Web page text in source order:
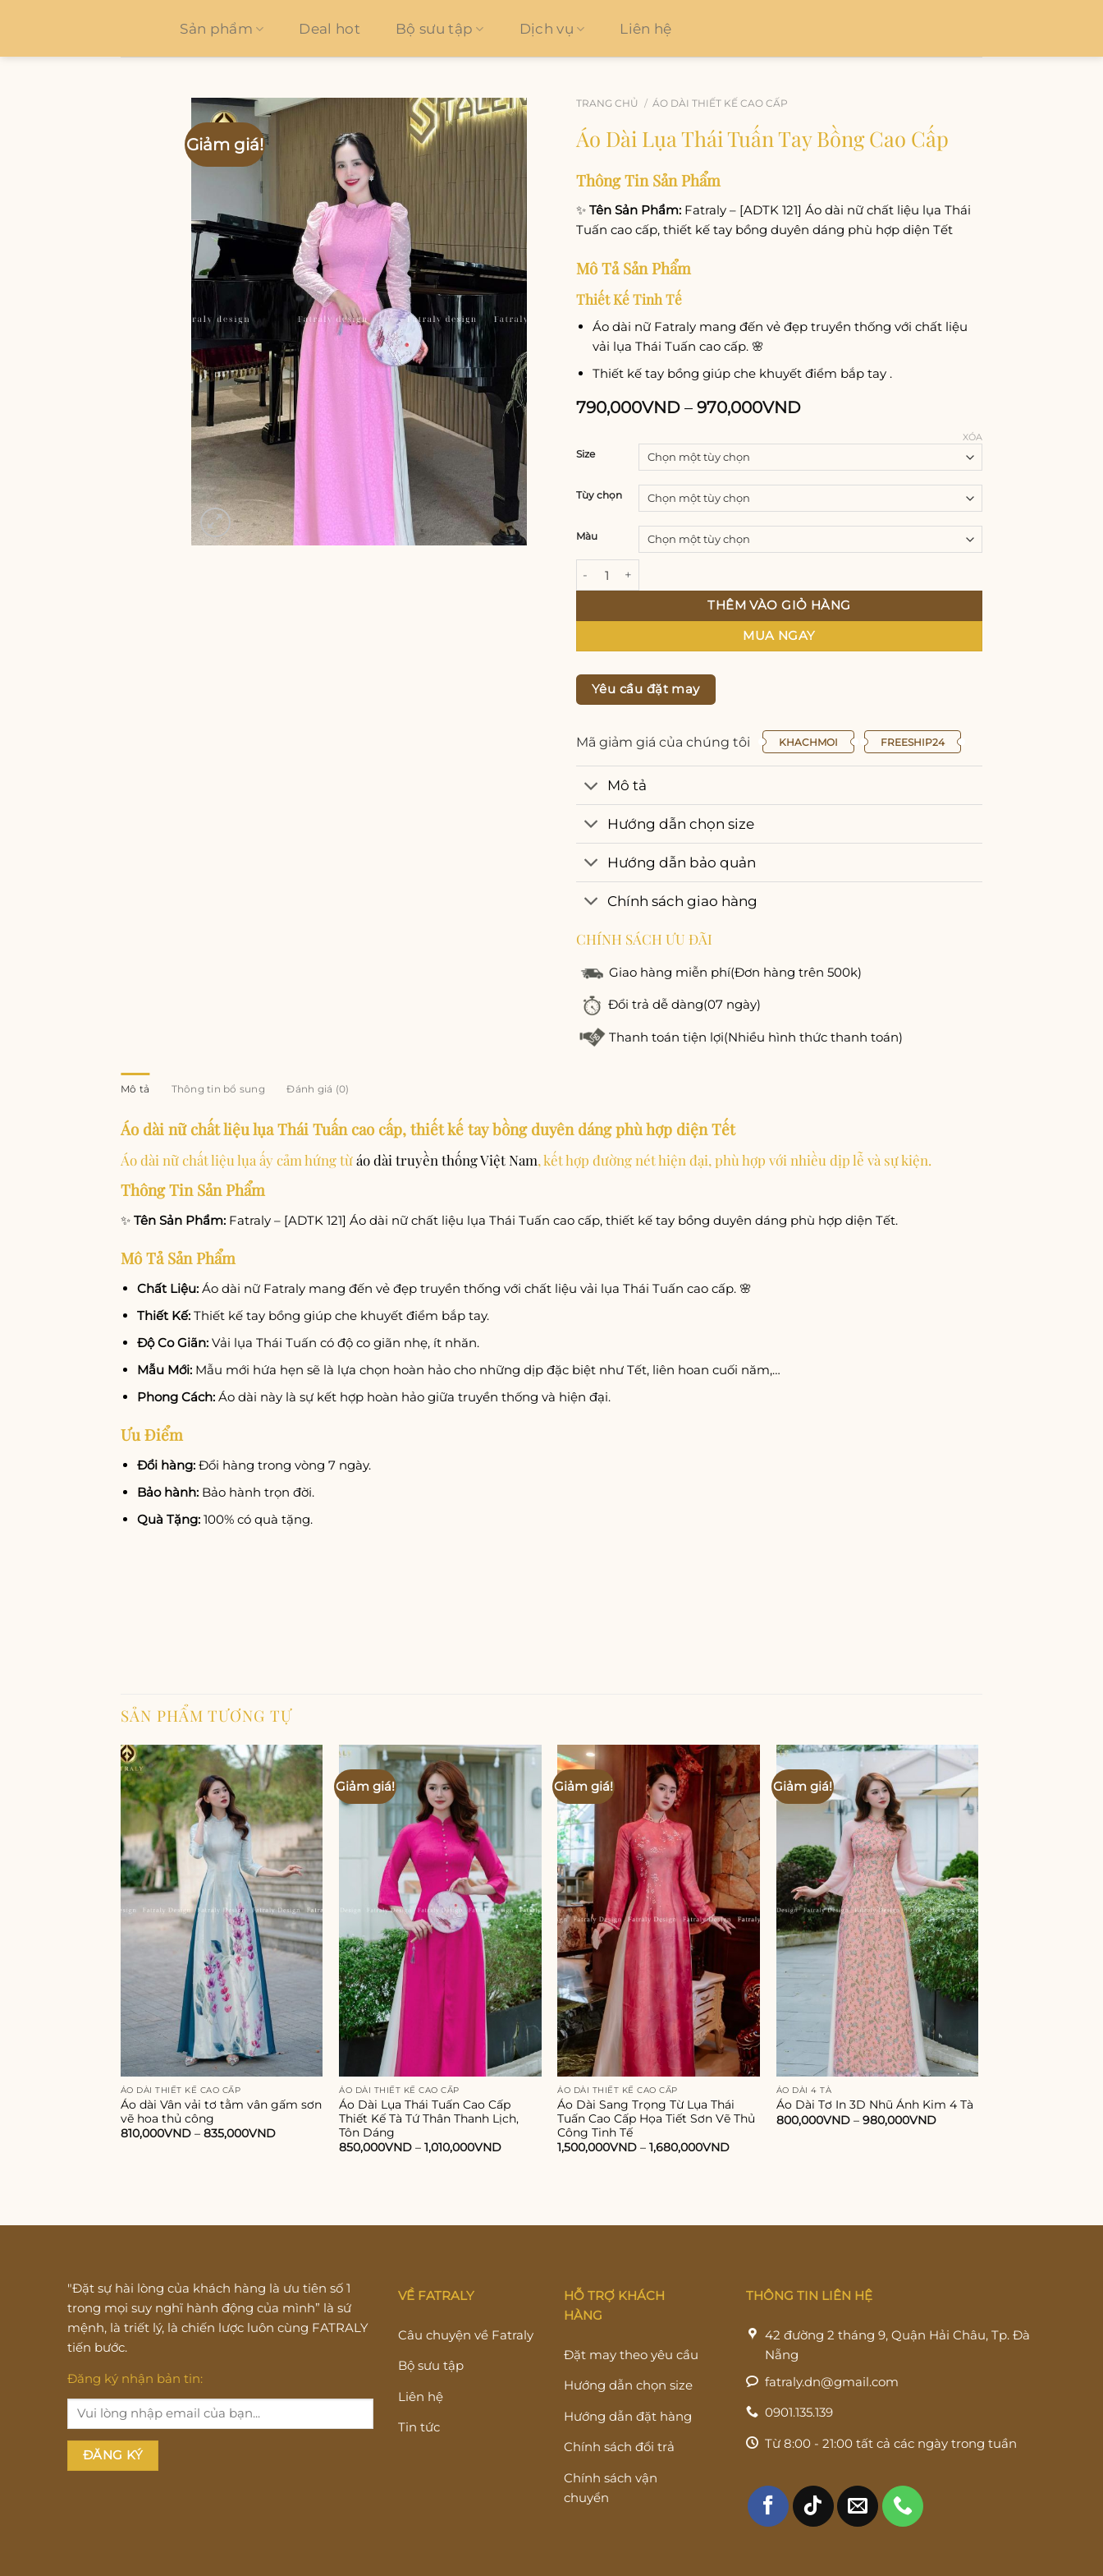
Sản phẩm Deal hot Bộ sưu tập Dịch vụ Liên hệ
Giảm giá!
TRANG CHỦ / ÁO DÀI THIẾT KẾ CAO CẤP
Áo Dài Lụa Thái Tuấn Tay Bồng Cao Cấp
Thông Tin Sản Phẩm
✨ Tên Sản Phẩm: Fatraly – [ADTK 121] Áo dài nữ chất liệu lụa Thái
Tuấn cao cấp, thiết kế tay bồng duyên dáng phù hợp diện Tết
Mô Tả Sản Phẩm
Thiết Kế Tinh Tế
Áo dài nữ Fatraly mang đến vẻ đẹp truyền thống với chất liệu
vải lụa Thái Tuấn cao cấp. 🌸
Thiết kế tay bồng giúp che khuyết điểm bắp tay .
790,000VND – 970,000VND
Size
Tùy chọn
Màu
XÓA
THÊM VÀO GIỎ HÀNG
MUA NGAY
Yêu cầu đặt may
Mã giảm giá của chúng tôi KHACHMOI FREESHIP24
Mô tả
Hướng dẫn chọn size
Hướng dẫn bảo quản
Chính sách giao hàng
CHÍNH SÁCH ƯU ĐÃI
Giao hàng miễn phí(Đơn hàng trên 500k)
Đổi trả dễ dàng(07 ngày)
Thanh toán tiện lợi(Nhiều hình thức thanh toán)
Mô tả Thông tin bổ sung Đánh giá (0)
Áo dài nữ chất liệu lụa Thái Tuấn cao cấp, thiết kế tay bồng duyên dáng phù hợp diện Tết
Áo dài nữ chất liệu lụa ấy cảm hứng từáo dài truyền thống Việt Nam, kết hợp đường nét hiện đại, phù hợp với nhiều dịp lễ và sự kiện.
Thông Tin Sản Phẩm
✨ Tên Sản Phẩm: Fatraly – [ADTK 121] Áo dài nữ chất liệu lụa Thái Tuấn cao cấp, thiết kế tay bồng duyên dáng phù hợp diện Tết.
Mô Tả Sản Phẩm
Chất Liệu:Áo dài nữ Fatraly mang đến vẻ đẹp truyền thống với chất liệu vải lụa Thái Tuấn cao cấp. 🌸
Thiết Kế:Thiết kế tay bồng giúp che khuyết điểm bắp tay.
Độ Co Giãn:Vải lụa Thái Tuấn có độ co giãn nhẹ, ít nhăn.
Mẫu Mới:Mẫu mới hứa hẹn sẽ là lựa chọn hoàn hảo cho những dịp đặc biệt như Tết, liên hoan cuối năm,…
Phong Cách:Áo dài này là sự kết hợp hoàn hảo giữa truyền thống và hiện đại.
Ưu Điểm
Đổi hàng:Đổi hàng trong vòng 7 ngày.
Bảo hành:Bảo hành trọn đời.
Quà Tặng:100% có quà tặng.
SẢN PHẨM TƯƠNG TỰ
Add to
wishlist
ÁO DÀI THIẾT KẾ CAO CẤP
Áo dài Vân vải tơ tằm vân gấm sơn
vẽ hoa thủ công
810,000VND– 835,000VND
Giảm giá!
Add to
ÁO DÀI THIẾT KẾ CAO CẤP
Áo Dài Lụa Thái Tuấn Cao Cấp
Thiết Kế Tà Tứ Thân Thanh Lịch,
Tôn Dáng
850,000VND –1,010,000VND
Giảm giá!
Add to
wishlist
ÁO DÀI THIẾT KẾ CAO CẤP
Áo Dài Sang Trọng Từ Lụa Thái
Tuấn Cao Cấp Họa Tiết Sơn Vẽ Thủ
Công Tinh Tế
1,500,000VND –1,680,000VND
Giảm giá!
Add to
wishlist
ÁO DÀI 4 TÀ
Áo Dài Tơ In 3D Nhũ Ánh Kim 4 Tà
800,000VND– 980,000VND
"Đặt sự hài lòng của khách hàng là ưu tiên số 1
trong mọi suy nghĩ hành động của mình” là sứ
mệnh, là triết lý, là chiến lược luôn cùng FATRALY
tiến bước.
Đăng ký nhận bản tin:
VỀ FATRALY
Câu chuyện về Fatraly
Bộ sưu tập
Liên hệ
Tin tức
HỖ TRỢ KHÁCH
HÀNG
Đặt may theo yêu cầu
Hướng dẫn chọn size
Hướng dẫn đặt hàng
Chính sách đổi trả
Chính sách vận
chuyển
THÔNG TIN LIÊN HỆ
42 đường 2 tháng 9, Quận Hải Châu, Tp. Đà
Nẵng
fatraly.dn@gmail.com
0901.135.139
Từ 8:00 - 21:00 tất cả các ngày trong tuần